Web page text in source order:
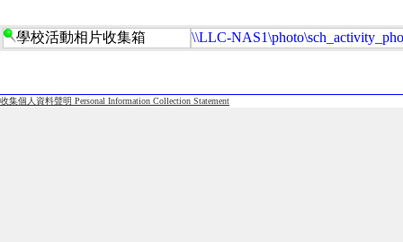
學校活動相片收集箱 \\LLC-
收集個人資料聲明 Personal Information Collection Statement